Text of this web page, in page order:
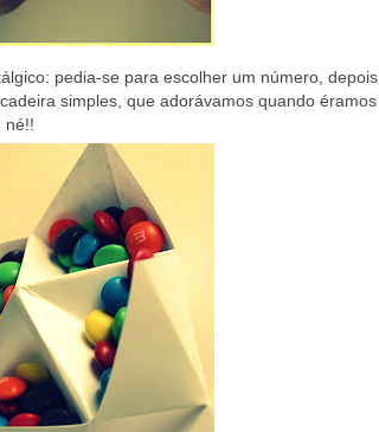
pedia-se para escolher um número, depois
simples, que adorávamos quando éramos
né!!